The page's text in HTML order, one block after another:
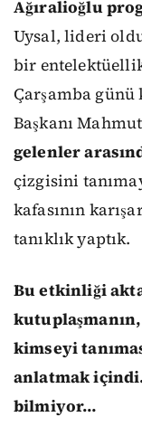
Ağıralioğlu
Uysal, lideri
bir
Çarşamba günü
Başkanı
gelenler
çizgisini
kafasının
tanıklık yaptık.
Bu etkinliği
kimseyi
anlatmak
bilmiyor…